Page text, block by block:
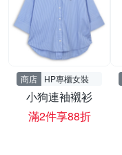
商店 HP專櫃女裝
小狗連袖襯衫
滿2件享88折